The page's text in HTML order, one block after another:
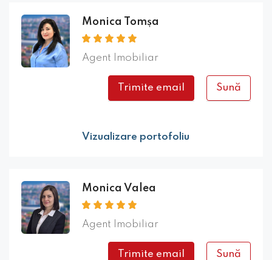
Monica Tomșa
Agent Imobiliar
Trimite email Sună
Vizualizare portofoliu
Monica Valea
Agent Imobiliar
Trimite email Sună